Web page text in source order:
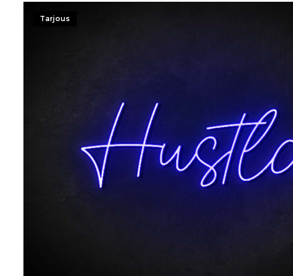
Tarjous